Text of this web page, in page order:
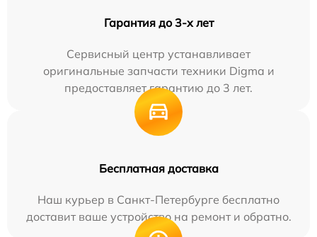
Гарантия до 3-х лет
Сервисный центр устанавливает
оригинальные запчасти техники Digma и
предоставляет гарантию до 3 лет.
Бесплатная доставка
Наш курьер в Санкт-Петербурге бесплатно
доставит ваше устройство на ремонт и обратно.